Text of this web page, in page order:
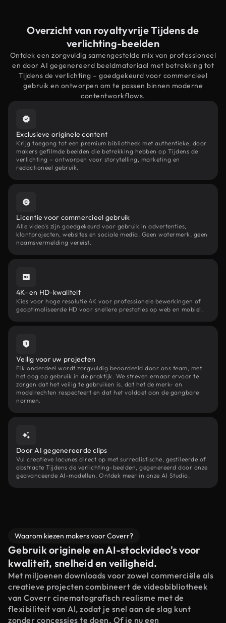
Overzicht van royaltyvrije Tijdens de
verlichting-beelden
Ontdek een zorgvuldig samengestelde mix van professioneel
en door AI gegenereerd beeldmateriaal met betrekking tot
Tijdens de verlichting – goedgekeurd voor commercieel
gebruik en ontworpen om te passen binnen moderne
contentworkflows.
Exclusieve originele content
Krijg toegang tot een premium bibliotheek met authentieke, door
makers gefilmde beelden die betrekking hebben op Tijdens de
verlichting – ontworpen voor storytelling, marketing en
redactioneel gebruik.
Licentie voor commercieel gebruik
Alle video's zijn goedgekeurd voor gebruik in advertenties,
klantprojecten, websites en sociale media. Geen watermerk, geen
naamsvermelding vereist.
4K- en HD-kwaliteit
Kies voor hoge resolutie 4K voor professionele bewerkingen of
geoptimaliseerde HD voor snellere prestaties op web en mobiel.
Veilig voor uw projecten
Elk onderdeel wordt zorgvuldig beoordeeld door ons team, met
het oog op gebruik in de praktijk. We streven ernaar ervoor te
zorgen dat het veilig te gebruiken is, dat het de merk- en
modelrechten respecteert en dat het voldoet aan de gangbare
normen.
Door AI gegenereerde clips
Vul creatieve lacunes direct op met surrealistische, gestileerde of
abstracte Tijdens de verlichting-beelden, gegenereerd door onze
geavanceerde AI-modellen. Ontdek meer in onze AI Studio.
Waarom kiezen makers voor Coverr?
Gebruik originele en AI-stockvideo's voor
kwaliteit, snelheid en veiligheid.
Met miljoenen downloads voor zowel commerciële als
creatieve projecten combineert de videobibliotheek
van Coverr cinematografisch realisme met de
flexibiliteit van AI, zodat je snel aan de slag kunt
zonder concessies te doen. Of je nu een